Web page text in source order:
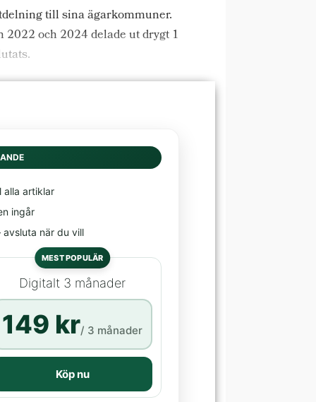
till sina ägarkommuner.
och 2024 delade ut drygt 1
alla artiklar
ingår
när du vill
MEST POPULÄR
Digitalt 3 månader
149 kr/ 3 månader
Köp nu